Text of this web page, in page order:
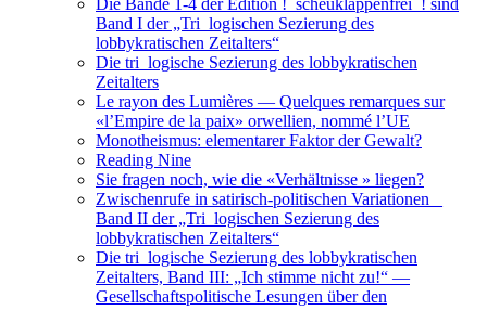
Band I der „Tri_logischen Sezierung des
lobbykratischen Zeitalters“
Die tri_logische Sezierung des lobbykratischen
Zeitalters
Le rayon des Lumières — Quelques remarques sur
«l’Empire de la paix» orwellien, nommé l’UE
Monotheismus: elementarer Faktor der Gewalt?
Reading Nine
Sie fragen noch, wie die «Verhältnisse » liegen?
Zwischenrufe in satirisch-politischen Variationen _
Band II der „Tri_logischen Sezierung des
lobbykratischen Zeitalters“
Die tri_logische Sezierung des lobbykratischen
Zeitalters, Band III: „Ich stimme nicht zu!“ —
Gesellschaftspolitische Lesungen über den